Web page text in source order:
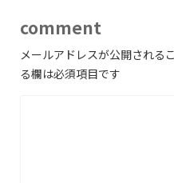
comment
メールアドレスが公開される
る欄は必須項目です